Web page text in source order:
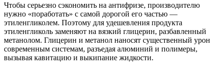
Чтобы серьезно сэкономить на антифризе, производителю
нужно «поработать» с самой дорогой его частью —
этиленгликолем. Поэтому для удешевления продукта
этиленгликоль заменяют на вязкий глицерин, разбавленный
метанолом. Глицерин и метанол наносят существенный урон
современным системам, разъедая алюминий и полимеры,
вызывая кавитацию и выкипание жидкости.